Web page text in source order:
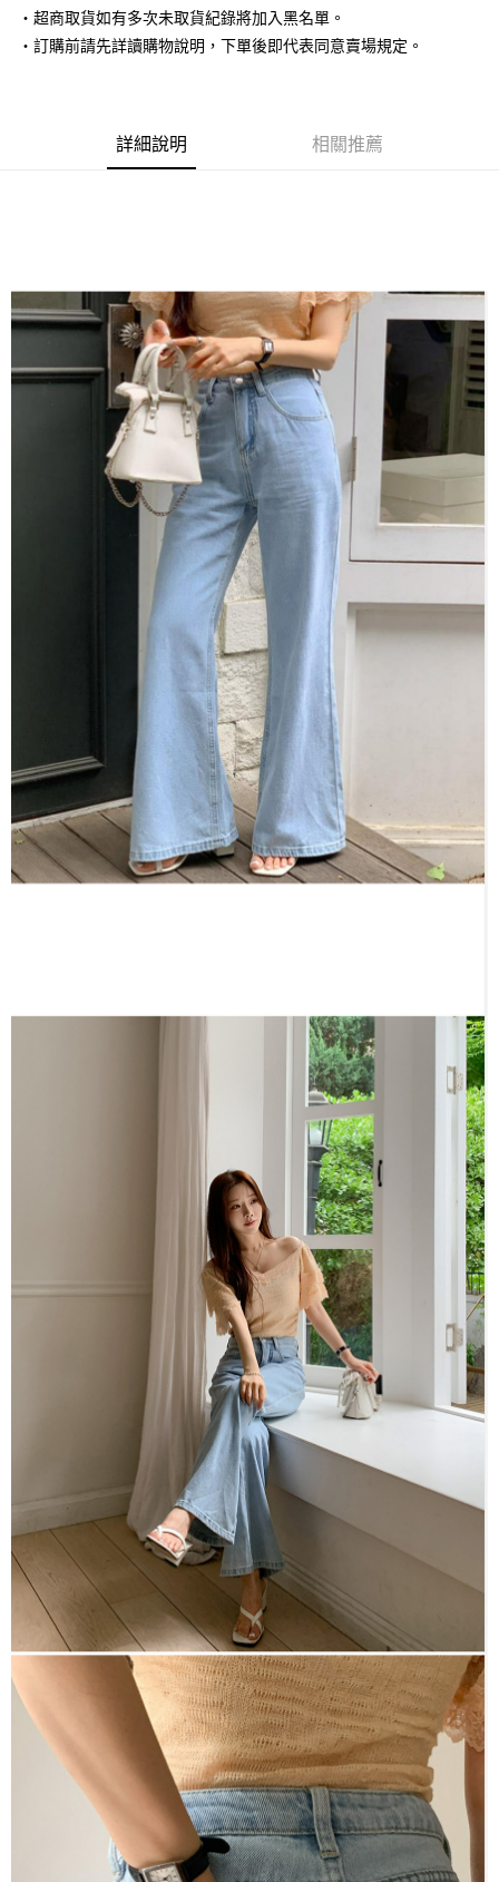
Apple Pay
街口支付
１．簡單：不需註冊會員、不需綁卡、不需儲值。
２．便利：只要手機號碼，簡訊認證，即可結帳。
３．安心：先確認商品／服務後，再付款。
【「AFTEE先享後付」結帳流程】
１．於結帳方式選擇「AFTEE先享後付」後，將跳轉至「AFTEE先享後付」
結帳頁面，進行簡訊認證並確認金額後，即可完成結帳。
２．訂單成立數日內，您將收到繳費通知簡訊。
３．收到繳費通知簡訊後14天內，點擊此簡訊中的連結，可透過四大超商／
ATM／網路銀行／等多元方式進行付款，方視為交易完成。
※ 請注意：結帳手續完成當下不需立刻繳費，但若您需要取消訂單，請聯絡
購買商品的店家。未經商家同意取消之訂單仍視為有效，需透過AFTEE先享
※ 交易是否成功請以「AFTEE先享後付 」之結帳頁面顯示為準，若有關於
是否繳費成功／繳費後需取消欲退款等相關疑問，請聯繫「AFTEE先享後付
https://netprotections.freshdesk.com/support/home
１．透過由恩沛科技股份有限公司提供之「AFTEE先享後付」服務完成之交
易，需依本服務之必要範圍內提供個人資料，並將交易相關給付款項請求債
權轉讓予恩沛科技股份有限公司。
２．關於個人資料處理事宜，請瀏覽以下網址：
https://aftee.tw/terms/#terms3
３．未成年的使用者請事先徵得法定代理人或監護人之同意方可使用
「AFTEE先享後付」，若未經同意申辦者引起之損失，本公司不負相關責
任。
４．使用「AFTEE先享後付」時，將依據個別帳號之用戶狀況，依本公司即
時審查核予不同之上限額度；若仍有額度不足之情形，本公司將視審查結果
請求用戶進行身份認證。
５．嚴禁一人註冊多個帳號或使用他人資訊註冊。若發現惡意使用之情形，
全家取貨付款
每筆NT$80，滿NT$1,500(含以上)免運費
付款後全家取貨
每筆NT$80，滿NT$1,500(含以上)免運費
萊爾富取貨付款
每筆NT$80，滿NT$1,500(含以上)免運費
每筆NT$80，滿NT$1,500(含以上)免運費
每筆NT$80，滿NT$1,500(含以上)免運費
每筆NT$80，滿NT$1,500(含以上)免運費
宅配
每筆NT$100，滿NT$1,500(含以上)免運費
海外宅配 查看運費
‧超商取貨如有多次未取貨紀錄將加入黑名單。
‧訂購前請先詳讀購物說明，下單後即代表同意賣場規定。
詳細說明 相關推薦